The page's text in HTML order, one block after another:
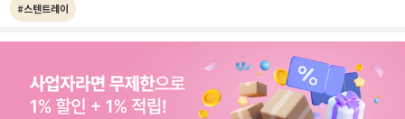
#스텐트레이